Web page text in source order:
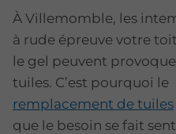
À Villemomble, les
à rude épreuve votre
le gel peuvent
tuiles. C’est pourquoi le
remplacement de tuiles
que le besoin se fait